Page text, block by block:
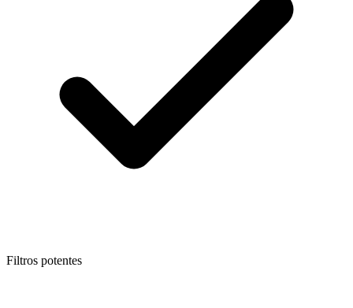
Filtros potentes